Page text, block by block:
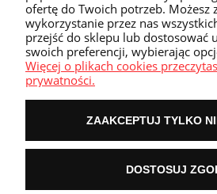
Przyczółek
Przydatne
POKAŻ PEŁNĄ
NASZE
ofertę do Twoich potrzeb. Możesz
wykorzystanie przez nas
przejść do sklepu lub dostosować
swoich preferencji, wybierając
Więcej o plikach cookies
prywatności.
ZAAKCEPTUJ TYLKO
DOSTOSUJ